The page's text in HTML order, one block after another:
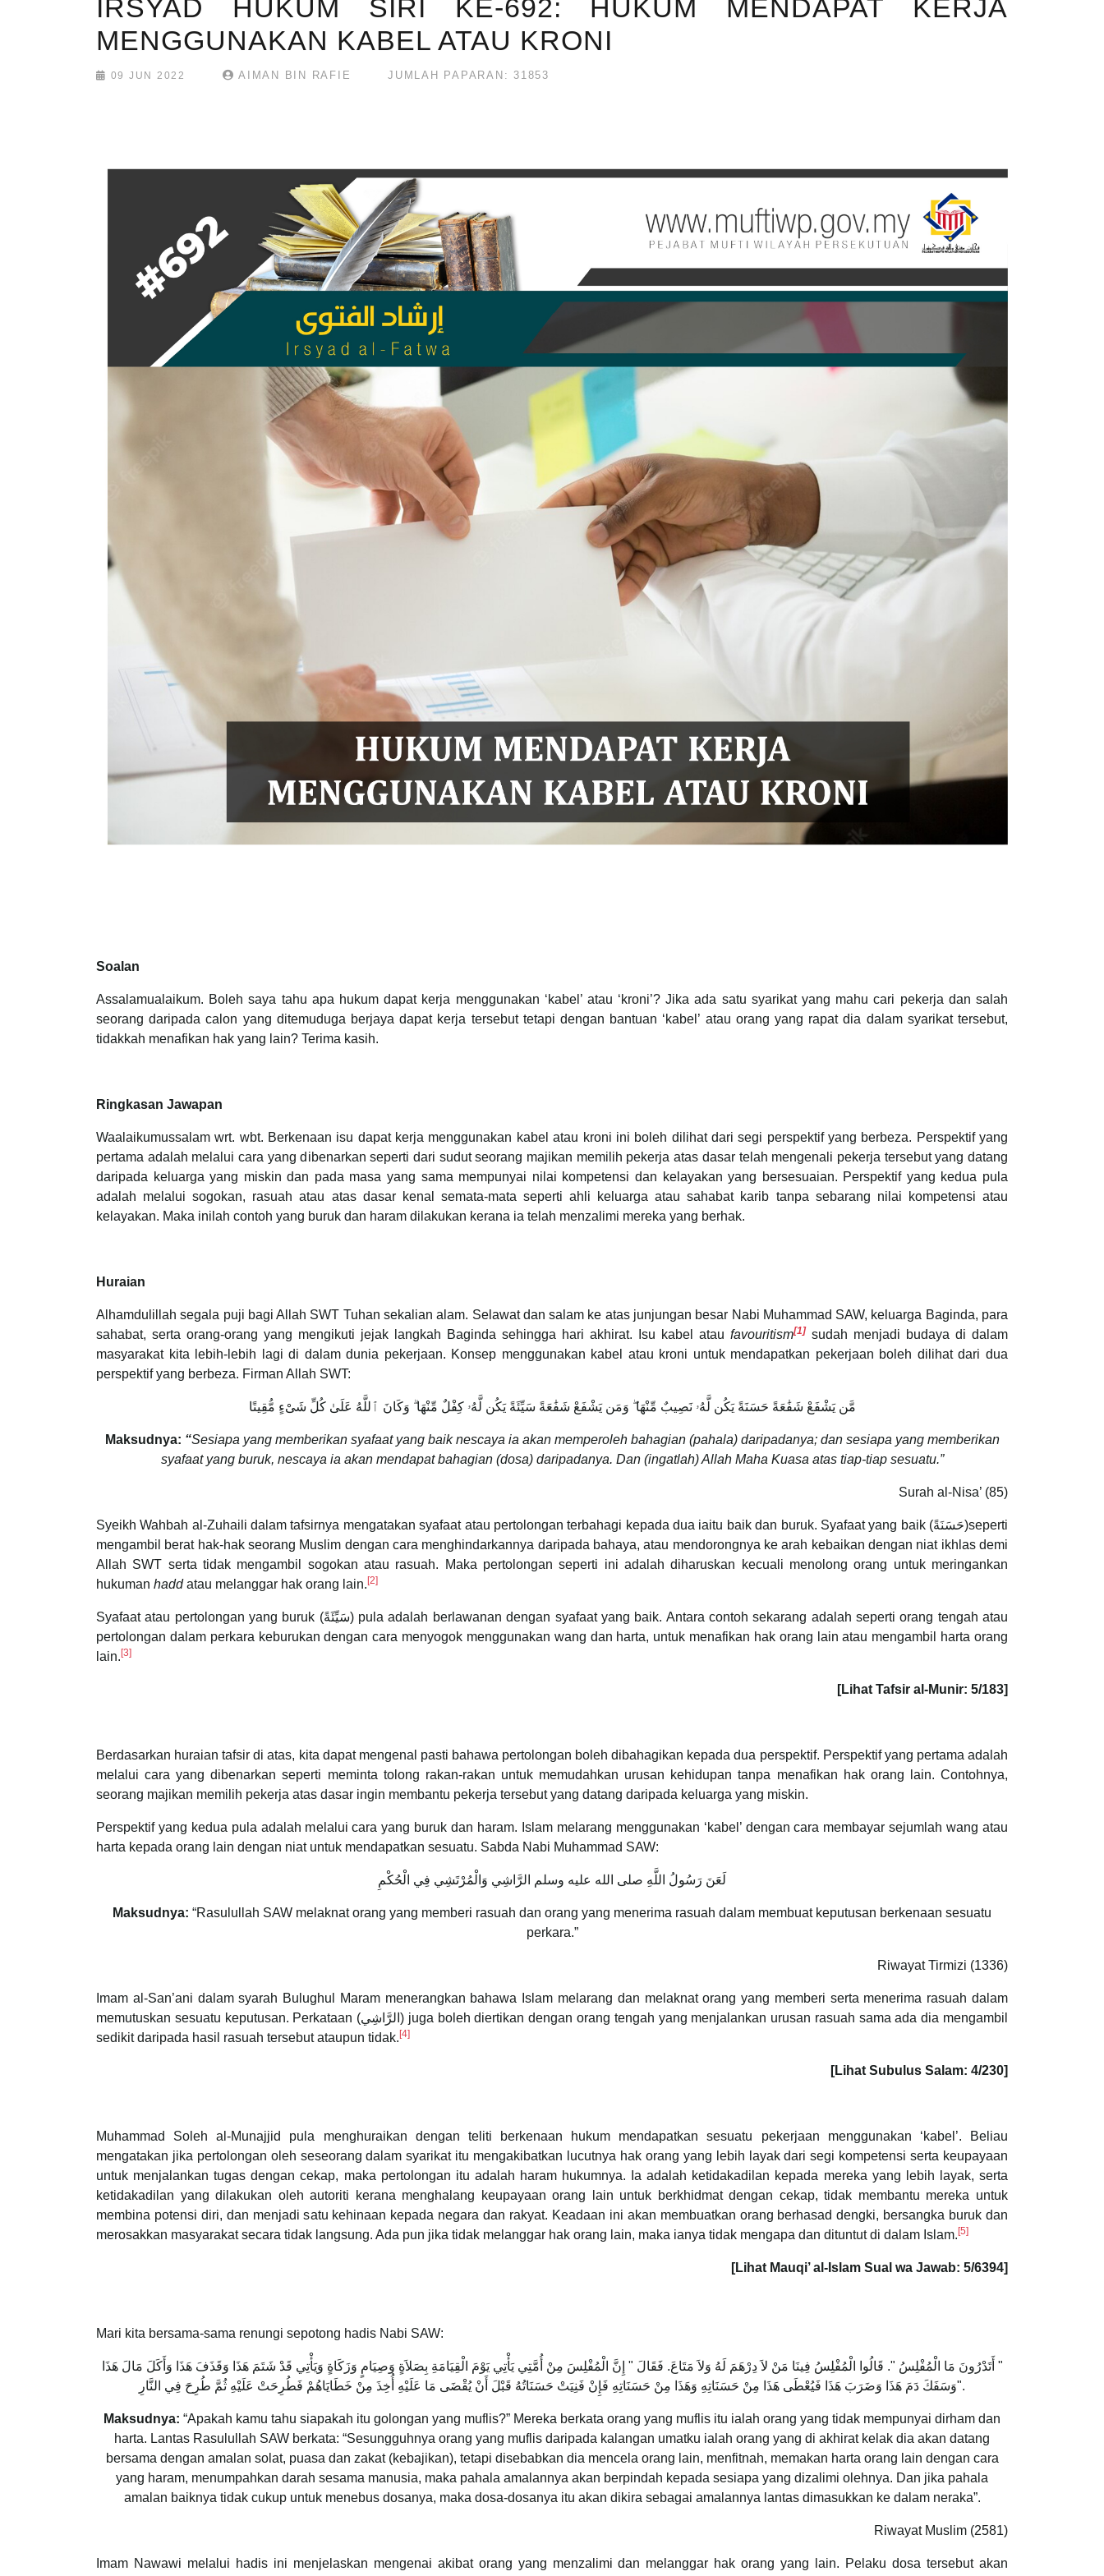
IRSYAD HUKUM SIRI KE-692: HUKUM MENDAPAT KERJA
MENGGUNAKAN KABEL ATAU KRONI
09 JUN 2022 AIMAN BIN RAFIE JUMLAH PAPARAN: 31853
Soalan
Assalamualaikum. Boleh saya tahu apa hukum dapat kerja menggunakan ‘kabel’ atau ‘kroni’? Jika ada satu syarikat yang mahu cari pekerja dan salah
seorang daripada calon yang ditemuduga berjaya dapat kerja tersebut tetapi dengan bantuan ‘kabel’ atau orang yang rapat dia dalam syarikat tersebut,
tidakkah menafikan hak yang lain? Terima kasih.
Ringkasan Jawapan
Waalaikumussalam wrt. wbt. Berkenaan isu dapat kerja menggunakan kabel atau kroni ini boleh dilihat dari segi perspektif yang berbeza. Perspektif yang
pertama adalah melalui cara yang dibenarkan seperti dari sudut seorang majikan memilih pekerja atas dasar telah mengenali pekerja tersebut yang datang
daripada keluarga yang miskin dan pada masa yang sama mempunyai nilai kompetensi dan kelayakan yang bersesuaian. Perspektif yang kedua pula
adalah melalui sogokan, rasuah atau atas dasar kenal semata-mata seperti ahli keluarga atau sahabat karib tanpa sebarang nilai kompetensi atau
kelayakan. Maka inilah contoh yang buruk dan haram dilakukan kerana ia telah menzalimi mereka yang berhak.
Huraian
Alhamdulillah segala puji bagi Allah SWT Tuhan sekalian alam. Selawat dan salam ke atas junjungan besar Nabi Muhammad SAW, keluarga Baginda, para
sahabat, serta orang-orang yang mengikuti jejak langkah Baginda sehingga hari akhirat. Isu kabel atau favouritism[1] sudah menjadi budaya di dalam
masyarakat kita lebih-lebih lagi di dalam dunia pekerjaan. Konsep menggunakan kabel atau kroni untuk mendapatkan pekerjaan boleh dilihat dari dua
perspektif yang berbeza. Firman Allah SWT:
مَّن يَشْفَعْ شَفَٰعَةً حَسَنَةً يَكُن لَّهُۥ نَصِيبٌ مِّنْهَا ۖ وَمَن يَشْفَعْ شَفَٰعَةً سَيِّئَةً يَكُن لَّهُۥ كِفْلٌ مِّنْهَا ۗ وَكَانَ ٱللَّهُ عَلَىٰ كُلِّ شَىْءٍ مُّقِيتًا
Maksudnya: “Sesiapa yang memberikan syafaat yang baik nescaya ia akan memperoleh bahagian (pahala) daripadanya; dan sesiapa yang memberikan
syafaat yang buruk, nescaya ia akan mendapat bahagian (dosa) daripadanya. Dan (ingatlah) Allah Maha Kuasa atas tiap-tiap sesuatu.”
Surah al-Nisa’ (85)
Syeikh Wahbah al-Zuhaili dalam tafsirnya mengatakan syafaat atau pertolongan terbahagi kepada dua iaitu baik dan buruk. Syafaat yang baik (حَسَنَةً)seperti
mengambil berat hak-hak seorang Muslim dengan cara menghindarkannya daripada bahaya, atau mendorongnya ke arah kebaikan dengan niat ikhlas demi
Allah SWT serta tidak mengambil sogokan atau rasuah. Maka pertolongan seperti ini adalah diharuskan kecuali menolong orang untuk meringankan
hukuman haddatau melanggar hak orang lain. [2]
Syafaat atau pertolongan yang buruk (سَيِّئَةً) pula adalah berlawanan dengan syafaat yang baik. Antara contoh sekarang adalah seperti orang tengah atau
pertolongan dalam perkara keburukan dengan cara menyogok menggunakan wang dan harta, untuk menafikan hak orang lain atau mengambil harta orang
lain. [3]
[Lihat Tafsir al-Munir: 5/183]
Berdasarkan huraian tafsir di atas, kita dapat mengenal pasti bahawa pertolongan boleh dibahagikan kepada dua perspektif. Perspektif yang pertama adalah
melalui cara yang dibenarkan seperti meminta tolong rakan-rakan untuk memudahkan urusan kehidupan tanpa menafikan hak orang lain. Contohnya,
seorang majikan memilih pekerja atas dasar ingin membantu pekerja tersebut yang datang daripada keluarga yang miskin.
Perspektif yang kedua pula adalah melalui cara yang buruk dan haram. Islam melarang menggunakan ‘kabel’ dengan cara membayar sejumlah wang atau
harta kepada orang lain dengan niat untuk mendapatkan sesuatu. Sabda Nabi Muhammad SAW:
لَعَنَ رَسُولُ اللَّهِ صلى الله عليه وسلم الرَّاشِي وَالْمُرْتَشِي فِي الْحُكْمِ
Maksudnya: “Rasulullah SAW melaknat orang yang memberi rasuah dan orang yang menerima rasuah dalam membuat keputusan berkenaan sesuatu
perkara.”
Riwayat Tirmizi (1336)
Imam al-San’ani dalam syarah Bulughul Maram menerangkan bahawa Islam melarang dan melaknat orang yang memberi serta menerima rasuah dalam
memutuskan sesuatu keputusan. Perkataan (الرَّاشِي) juga boleh diertikan dengan orang tengah yang menjalankan urusan rasuah sama ada dia mengambil
sedikit daripada hasil rasuah tersebut ataupun tidak. [4]
[Lihat Subulus Salam: 4/230]
Muhammad Soleh al-Munajjid pula menghuraikan dengan teliti berkenaan hukum mendapatkan sesuatu pekerjaan menggunakan ‘kabel’. Beliau
mengatakan jika pertolongan oleh seseorang dalam syarikat itu mengakibatkan lucutnya hak orang yang lebih layak dari segi kompetensi serta keupayaan
untuk menjalankan tugas dengan cekap, maka pertolongan itu adalah haram hukumnya. Ia adalah ketidakadilan kepada mereka yang lebih layak, serta
ketidakadilan yang dilakukan oleh autoriti kerana menghalang keupayaan orang lain untuk berkhidmat dengan cekap, tidak membantu mereka untuk
membina potensi diri, dan menjadi satu kehinaan kepada negara dan rakyat. Keadaan ini akan membuatkan orang berhasad dengki, bersangka buruk dan
merosakkan masyarakat secara tidak langsung. Ada pun jika tidak melanggar hak orang lain, maka ianya tidak mengapa dan dituntut di dalam Islam. [5]
[Lihat Mauqi’ al-Islam Sual wa Jawab: 5/6394]
Mari kita bersama-sama renungi sepotong hadis Nabi SAW:
‏"‏ أَتَدْرُونَ مَا الْمُفْلِسُ ‏"‏. قَالُوا الْمُفْلِسُ فِينَا مَنْ لاَ دِرْهَمَ لَهُ وَلاَ مَتَاعَ‏.‏ فَقَالَ ‏"‏ إِنَّ الْمُفْلِسَ مِنْ أُمَّتِي يَأْتِي يَوْمَ الْقِيَامَةِ بِصَلاَةٍ وَصِيَامٍ وَزَكَاةٍ وَيَأْتِي قَدْ شَتَمَ هَذَا وَقَذَفَ هَذَا وَأَكَلَ مَالَ هَذَا
وَسَفَكَ دَمَ هَذَا وَضَرَبَ هَذَا فَيُعْطَى هَذَا مِنْ حَسَنَاتِهِ وَهَذَا مِنْ حَسَنَاتِهِ فَإِنْ فَنِيَتْ حَسَنَاتُهُ قَبْلَ أَنْ يُقْضَى مَا عَلَيْهِ أُخِذَ مِنْ خَطَايَاهُمْ فَطُرِحَتْ عَلَيْهِ ثُمَّ طُرِحَ فِي النَّارِ".
Maksudnya: “Apakah kamu tahu siapakah itu golongan yang muflis?” Mereka berkata orang yang muflis itu ialah orang yang tidak mempunyai dirham dan
harta. Lantas Rasulullah SAW berkata: “Sesungguhnya orang yang muflis daripada kalangan umatku ialah orang yang di akhirat kelak dia akan datang
bersama dengan amalan solat, puasa dan zakat (kebajikan), tetapi disebabkan dia mencela orang lain, menfitnah, memakan harta orang lain dengan cara
yang haram, menumpahkan darah sesama manusia, maka pahala amalannya akan berpindah kepada sesiapa yang dizalimi olehnya. Dan jika pahala
amalan baiknya tidak cukup untuk menebus dosanya, maka dosa-dosanya itu akan dikira sebagai amalannya lantas dimasukkan ke dalam neraka”.
Riwayat Muslim (2581)
Imam Nawawi melalui hadis ini menjelaskan mengenai akibat orang yang menzalimi dan melanggar hak orang yang lain. Pelaku dosa tersebut akan